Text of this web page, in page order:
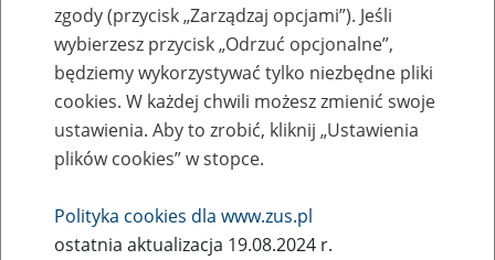
Inne
stycznia
2018
stycznia 2018
zgody (przycisk „Zarządzaj opcjami”). Jeśli
wybierzesz przycisk „Odrzuć opcjonalne”,
będziemy wykorzystywać tylko niezbędne pliki
cookies. W każdej chwili możesz zmienić swoje
ustawienia. Aby to zrobić, kliknij „Ustawienia
plików cookies” w stopce.
Polityka cookies dla www.zus.pl
ostatnia aktualizacja 19.08.2024 r.